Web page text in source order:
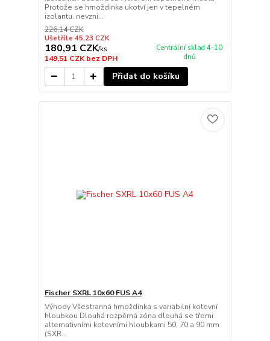
Protože se hmoždinka ukotví jen v tepelném
izolantu, nevzni...
226,14 CZK
Ušetříte 45,23 CZK
180,91 CZK/ks
149,51 CZKbez DPH
Centrální sklad 4-10
dnů
Přidat do košíku
Fischer SXRL 10x60 FUS A4
Výhody Všestranná hmoždinka s variabilní kotevní
hloubkou Dlouhá rozpěrná zóna dlouhá se třemi
alternativními kotevními hloubkami 50, 70 a 90 mm
(SXR...